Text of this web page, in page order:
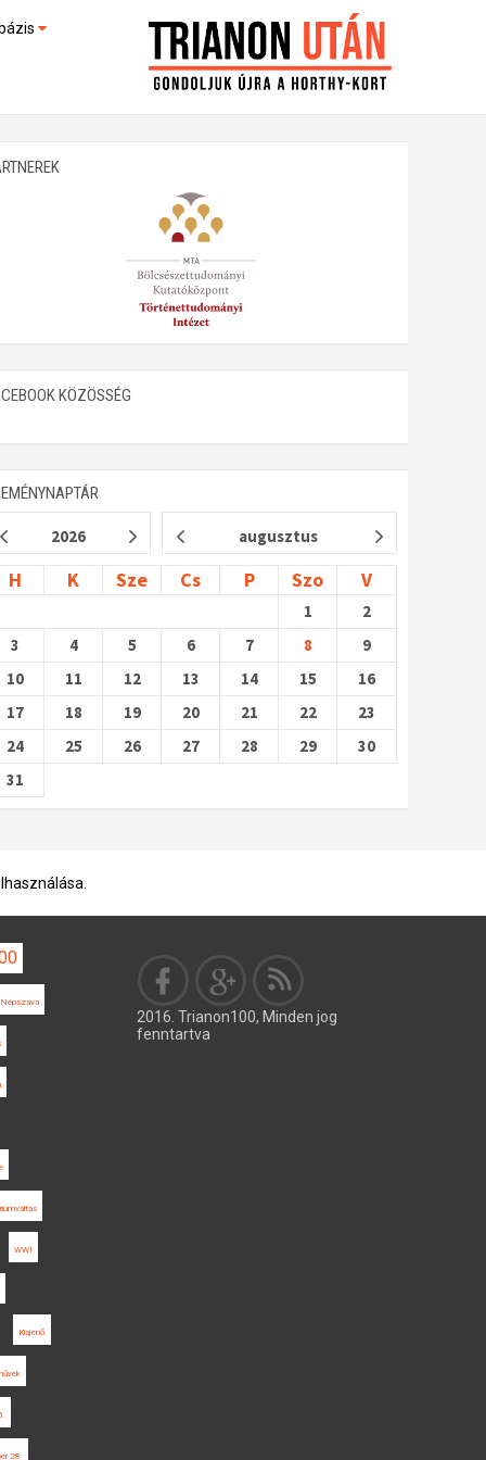
(feltöltés alatt)
KÖZÖSSÉG
2026 augusztus
H K Sze Cs P Szo V
1
2
3
4 5 6 7 8
9
10
11 12 13 14 15
16
17
18 19 20 21 22
23
24
25 26 27 28 29
30
31
Népszava
WWI
Kisjenő
28.
2016. Trianon100, Minden jog
fenntartva